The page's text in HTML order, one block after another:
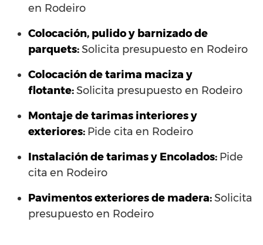
en Rodeiro
Colocación, pulido y barnizado de
parquets:Solicita presupuesto en Rodeiro
Colocación de tarima maciza y
flotante:Solicita presupuesto en Rodeiro
Montaje de tarimas interiores y
exteriores: Pide cita en Rodeiro
Instalación de tarimas y Encolados: Pide
cita en Rodeiro
Pavimentos exteriores de madera:Solicita
presupuesto en Rodeiro